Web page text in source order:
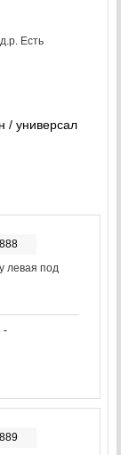
Есть
/ универсал
левая под
-